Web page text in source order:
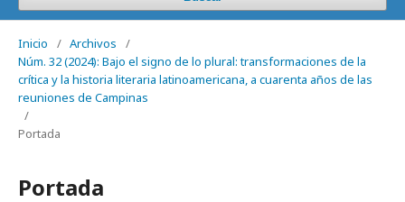
Inicio / Archivos
/
Núm. 32 (2024): Bajo el signo de lo plural: transformaciones de la
crítica y la historia literaria latinoamericana, a cuarenta años de las
reuniones de Campinas
/
Portada
Portada